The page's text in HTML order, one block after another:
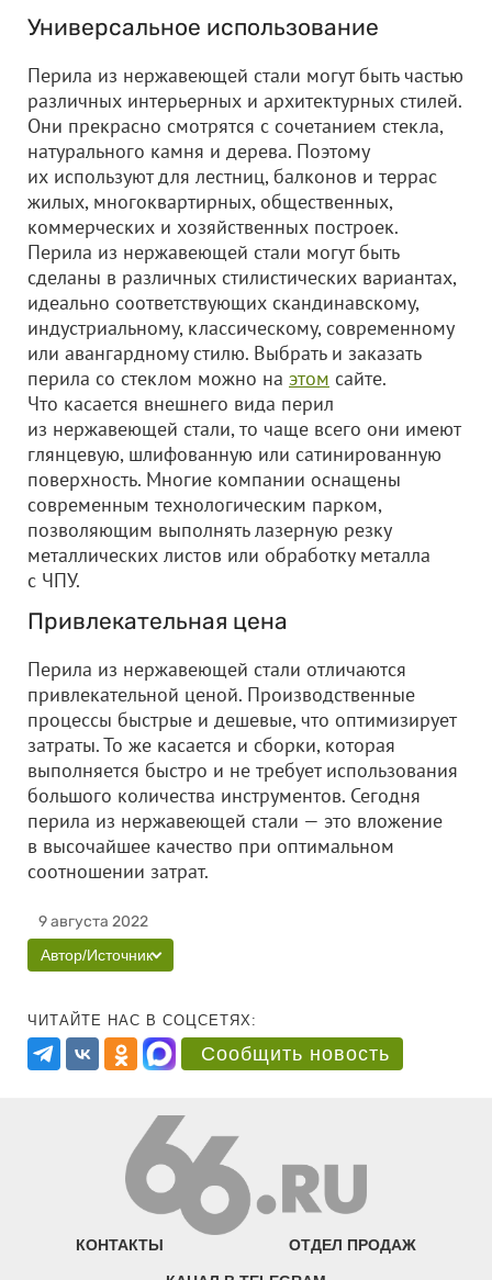
Универсальное использование
Перила из нержавеющей стали могут быть частью
различных интерьерных и архитектурных стилей.
Они прекрасно смотрятся с сочетанием стекла,
натурального камня и дерева. Поэтому
их используют для лестниц, балконов и террас
жилых, многоквартирных, общественных,
коммерческих и хозяйственных построек.
Перила из нержавеющей стали могут быть
сделаны в различных стилистических вариантах,
идеально соответствующих скандинавскому,
индустриальному, классическому, современному
или авангардному стилю. Выбрать и заказать
перила со стеклом можно на этом сайте.
Что касается внешнего вида перил
из нержавеющей стали, то чаще всего они имеют
глянцевую, шлифованную или сатинированную
поверхность. Многие компании оснащены
современным технологическим парком,
позволяющим выполнять лазерную резку
металлических листов или обработку металла
с ЧПУ.
Привлекательная цена
Перила из нержавеющей стали отличаются
привлекательной ценой. Производственные
процессы быстрые и дешевые, что оптимизирует
затраты. То же касается и сборки, которая
выполняется быстро и не требует использования
большого количества инструментов. Сегодня
перила из нержавеющей стали — это вложение
в высочайшее качество при оптимальном
соотношении затрат.
9 августа 2022
Автор/Источник
ЧИТАЙТЕ НАС В СОЦСЕТЯХ:
Сообщить новость
КОНТАКТЫ ОТДЕЛ ПРОДАЖ